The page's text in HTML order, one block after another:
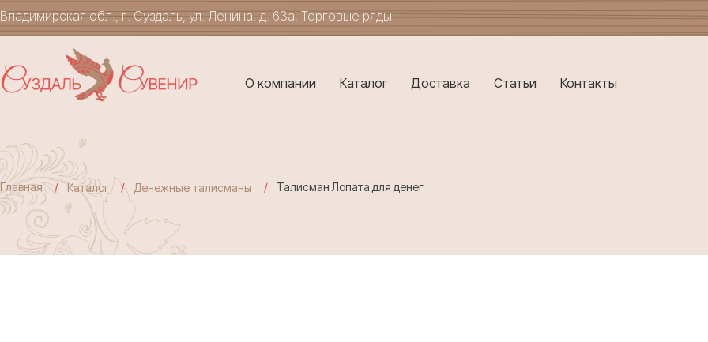
Владимирская обл., г. Суздаль, ул. Ленина, д. 63а, Торговые ряды
О компании Каталог Доставка Статьи Контакты
Главная Каталог Денежные талисманы Талисман Лопата для денег